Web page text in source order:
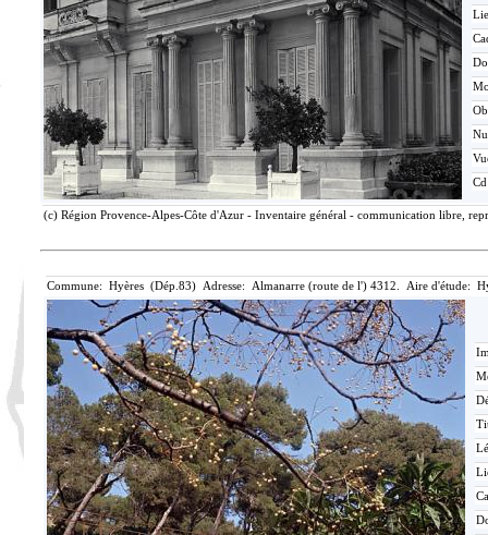
(c) Région Provence-Alpes-Côte d'Azur - Inventaire général - communication libre,
Commune: Hyères (Dép.83) Adresse: Almanarre (route de l') 4312. Aire d'étude: